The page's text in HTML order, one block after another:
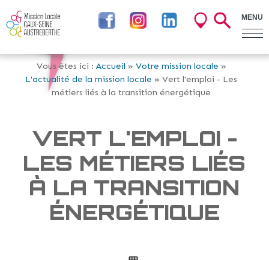
MENU
Vous êtes ici : Accueil » Votre mission locale »
L'actualité de la mission locale » Vert l'emploi - Les
métiers liés à la transition énergétique
VERT L'EMPLOI -
LES MÉTIERS LIÉS
À LA TRANSITION
ÉNERGÉTIQUE